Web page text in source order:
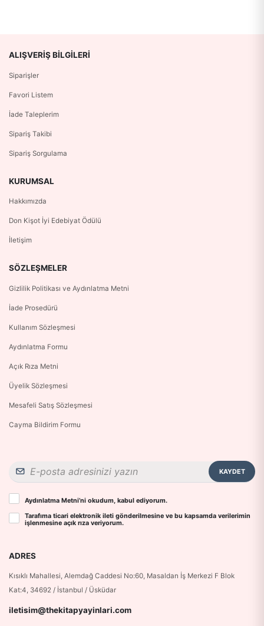
ALIŞVERIŞ BILGILERI
Siparişler
Favori Listem
İade Taleplerim
Sipariş Takibi
Sipariş Sorgulama
KURUMSAL
Hakkımızda
Don Kişot İyi Edebiyat Ödülü
İletişim
SÖZLEŞMELER
Gizlilik Politikası ve Aydınlatma Metni
İade Prosedürü
Kullanım Sözleşmesi
Aydınlatma Formu
Açık Rıza Metni
Üyelik Sözleşmesi
Mesafeli Satış Sözleşmesi
Cayma Bildirim Formu
KAYDET
Aydınlatma Metni’ni okudum, kabul ediyorum.
Tarafıma ticari elektronik ileti gönderilmesine ve bu kapsamda verilerimin
işlenmesine açık rıza veriyorum.
ADRES
Kısıklı Mahallesi, Alemdağ Caddesi No:60, Masaldan İş Merkezi F Blok
Kat:4, 34692 / İstanbul / Üsküdar
iletisim@thekitapyayinlari.com